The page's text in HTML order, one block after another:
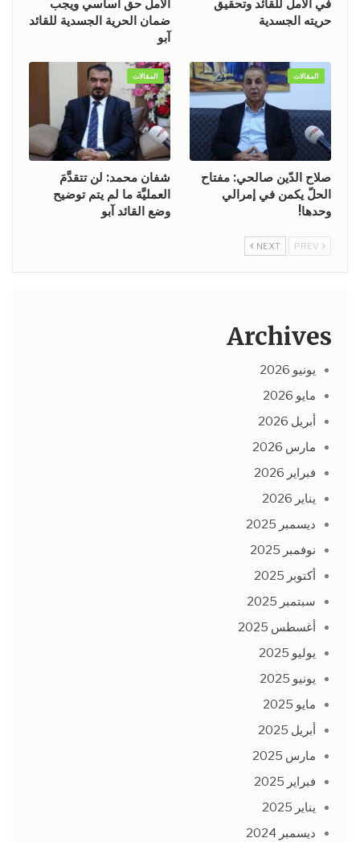
في الأمل للقائد وتحقيق
حريته الجسدية
الأمل حق أساسي ويجب
ضمان الحرية الجسدية للقائد
آبو
المقالات
صلاح الدّين صالحي: مفتاح
الحلّ يكمن في إمرالي
وحدها!
المقالات
شفان محمد: لن تتقدَّمَ
العمليَّة ما لم يتم توضيح
وضع القائد آبو
NEXT
Archives
يونيو 2026
مايو 2026
أبريل 2026
مارس 2026
فبراير 2026
يناير 2026
ديسمبر 2025
نوفمبر 2025
أكتوبر 2025
سبتمبر 2025
أغسطس 2025
يوليو 2025
يونيو 2025
مايو 2025
أبريل 2025
مارس 2025
فبراير 2025
يناير 2025
ديسمبر 2024